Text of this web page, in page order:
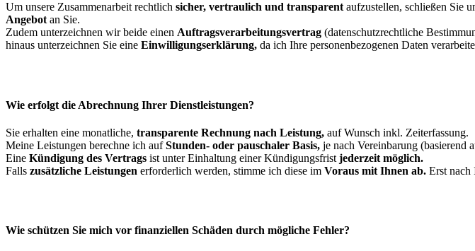
Um unsere Zusammenarbeit rechtlich sicher, vertraulich und transparent aufzustellen, schließen Sie
Angebot an Sie.
Zudem unterzeichnen wir beide einen Auftragsverarbeitungsvertrag (datenschutzrechtliche
hinaus unterzeichnen Sie eine Einwilligungserklärung, da ich Ihre personenbezogenen Daten
Wie erfolgt die Abrechnung Ihrer Dienstleistungen?
Sie erhalten eine monatliche, transparente Rechnung nach Leistung, auf Wunsch inkl. Zeiterfassung.
Meine Leistungen berechne ich aufStunden- oder pauschaler Basis, je nach Vereinbarung (basierend
Eine Kündigung des Vertrags ist unter Einhaltung einer Kündigungsfrist jederzeit möglich.
Falls zusätzliche Leistungen erforderlich werden, stimme ich diese im Voraus mit Ihnen ab. Erst nach
Wie schützen Sie mich vor finanziellen Schäden durch mögliche Fehler?